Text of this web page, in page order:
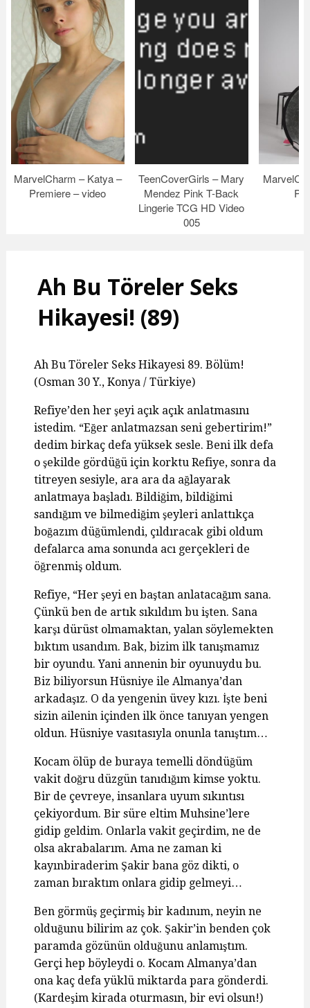
MarvelCharm – Katya –
Premiere – video
TeenCoverGirls – Mary
Mendez Pink T-Back
Lingerie TCG HD Video
005
Ah Bu Töreler Seks
Hikayesi! (89)
Ah Bu Töreler Seks Hikayesi 89. Bölüm!
(Osman 30 Y., Konya / Türkiye)
Refiye’den her şeyi açık açık anlatmasını
istedim. “Eğer anlatmazsan seni gebertirim!”
dedim birkaç defa yüksek sesle. Beni ilk defa
o şekilde gördüğü için korktu Refiye, sonra da
titreyen sesiyle, ara ara da ağlayarak
anlatmaya başladı. Bildiğim, bildiğimi
sandığım ve bilmediğim şeyleri anlattıkça
boğazım düğümlendi, çıldıracak gibi oldum
defalarca ama sonunda acı gerçekleri de
öğrenmiş oldum.
Refiye, “Her şeyi en baştan anlatacağım sana.
Çünkü ben de artık sıkıldım bu işten. Sana
karşı dürüst olmamaktan, yalan söylemekten
bıktım usandım. Bak, bizim ilk tanışmamız
bir oyundu. Yani annenin bir oyunuydu bu.
Biz biliyorsun Hüsniye ile Almanya’dan
arkadaşız. O da yengenin üvey kızı. İşte beni
sizin ailenin içinden ilk önce tanıyan yengen
oldun. Hüsniye vasıtasıyla onunla tanıştım…
Kocam ölüp de buraya temelli döndüğüm
vakit doğru düzgün tanıdığım kimse yoktu.
Bir de çevreye, insanlara uyum sıkıntısı
çekiyordum. Bir süre eltim Muhsine’lere
gidip geldim. Onlarla vakit geçirdim, ne de
olsa akrabalarım. Ama ne zaman ki
kayınbiraderim Şakir bana göz dikti, o
zaman bıraktım onlara gidip gelmeyi…
Ben görmüş geçirmiş bir kadınım, neyin ne
olduğunu bilirim az çok. Şakir’in benden çok
paramda gözünün olduğunu anlamıştım.
Gerçi hep böyleydi o. Kocam Almanya’dan
ona kaç defa yüklü miktarda para gönderdi.
(Kardeşim kirada oturmasın, bir evi olsun!)